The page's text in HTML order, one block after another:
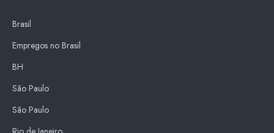
Brasil
Empregos no Brasil
BH
São Paulo
São Paulo